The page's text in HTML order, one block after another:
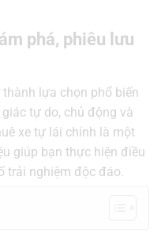
phá, phiêu lưu
lựa chọn phổ biến
tự do, chủ động và
xe tự lái chính là một
giúp bạn thực hiện điều
trải nghiệm độc đáo.